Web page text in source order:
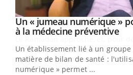
Youtube
Un « jumeau numérique »
à la médecine préventive
Un établissement lié à un
matière de bilan de santé :
numérique » permet ...